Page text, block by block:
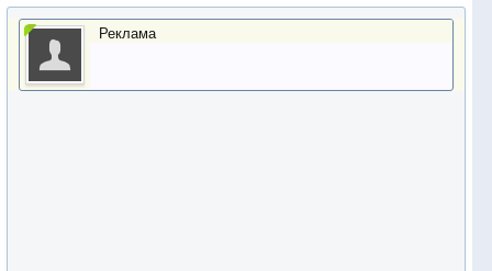
Реклама